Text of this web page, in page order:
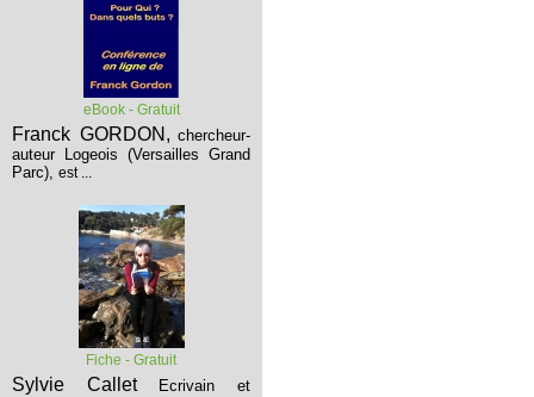
eBook - Gratuit
Franck GORDON, chercheur-
auteur Logeois (Versailles Grand
Parc), est ...
Fiche - Gratuit
Sylvie Callet
Ecrivain et